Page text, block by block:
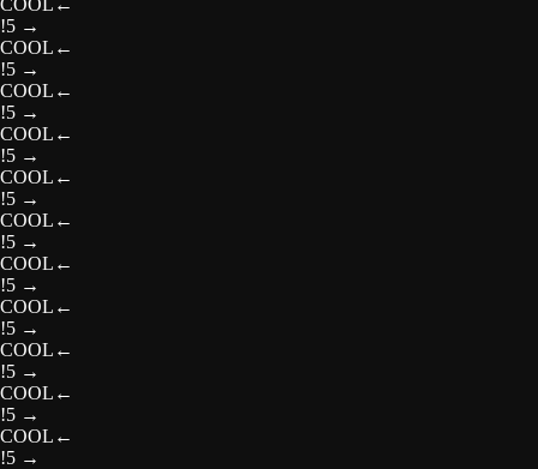
COOL ←
!5 →
COOL ←
!5 →
COOL ←
!5 →
COOL ←
!5 →
COOL ←
!5 →
COOL ←
!5 →
COOL ←
!5 →
COOL ←
!5 →
COOL ←
!5 →
COOL ←
!5 →
COOL ←
!5 →